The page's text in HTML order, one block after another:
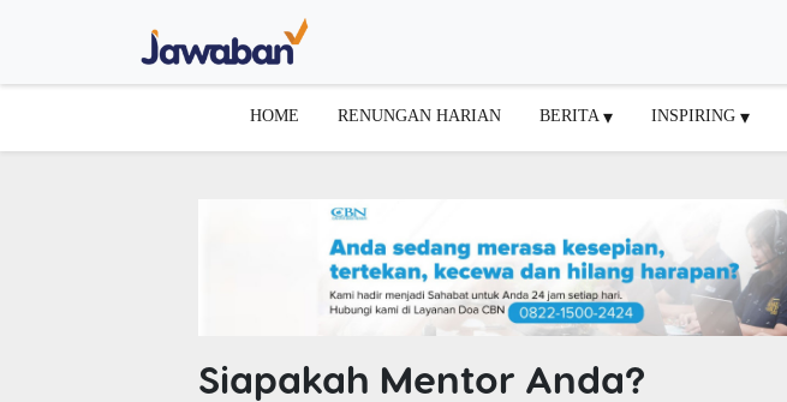
HOME RENUNGAN HARIAN BERITA INSPIRING
Siapakah Mentor Anda?